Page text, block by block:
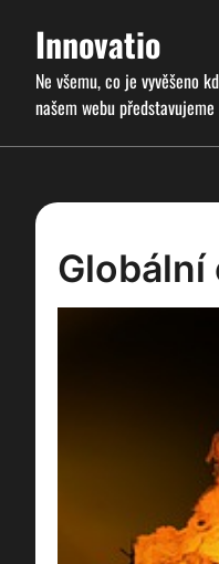
contentInnovatio
Ne všemu, co je vyvěšeno
našem webu